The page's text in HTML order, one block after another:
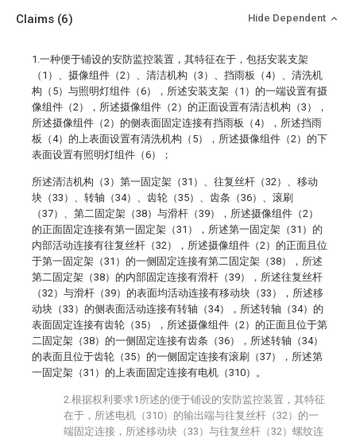
Claims (6) Hide Dependent
1.一种便于铺设的安防监控装置，其特征在于，包括安装支架
（1）、摄像组件（2）、清洁机构（3）、挡雨板（4）、清洗机
构（5）与照明灯组件（6），所述安装支架（1）的一端设置有摄
像组件（2），所述摄像组件（2）的正面设置有清洁机构（3），
所述摄像组件（2）的侧表面固定连接有挡雨板（4），所述挡雨
板（4）的上表面设置有清洗机构（5），所述摄像组件（2）的下
表面设置有照明灯组件（6）；
所述清洁机构（3）第一固定架（31）、往复丝杆（32）、移动
块（33）、转轴（34）、齿轮（35）、齿条（36）、滚刷
（37）、第二固定架（38）与滑杆（39），所述摄像组件（2）
的正面固定连接有第一固定架（31），所述第一固定架（31）的
内部活动连接有往复丝杆（32），所述摄像组件（2）的正面且位
于第一固定架（31）的一侧固定连接有第二固定架（38），所述
第二固定架（38）的内部固定连接有滑杆（39），所述往复丝杆
（32）与滑杆（39）的表面均活动连接有移动块（33），所述移
动块（33）的侧表面活动连接有转轴（34），所述转轴（34）的
表面固定连接有齿轮（35），所述摄像组件（2）的正面且位于第
二固定架（38）的一侧固定连接有齿条（36），所述转轴（34）
的表面且位于齿轮（35）的一侧固定连接有滚刷（37），所述第
一固定架（31）的上表面固定连接有电机（310）。
2.根据权利要求1所述的便于铺设的安防监控装置，其特征
在于，所述电机（310）的输出端与往复丝杆（32）的一
端固定连接，所述移动块（33）与往复丝杆（32）螺纹连